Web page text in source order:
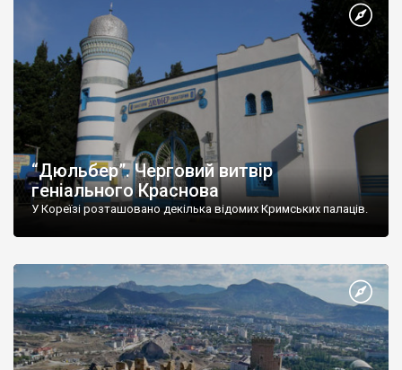
“Дюльбер”. Черговий витвір
геніального Краснова
У Кореїзі розташовано декілька відомих Кримських палаців.